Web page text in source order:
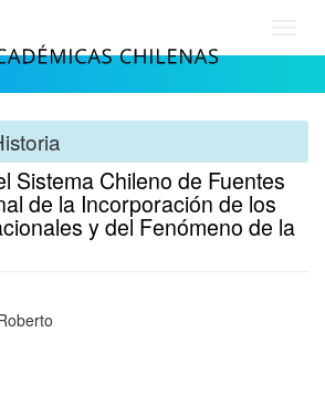
Sistema Chileno de Fuentes
de la Incorporación de los
y del Fenómeno de la